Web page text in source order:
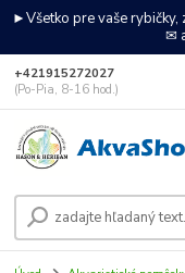
►Všetko pre vaše
✉
+421915272027
(Po-Pia, 8-16 hod.)